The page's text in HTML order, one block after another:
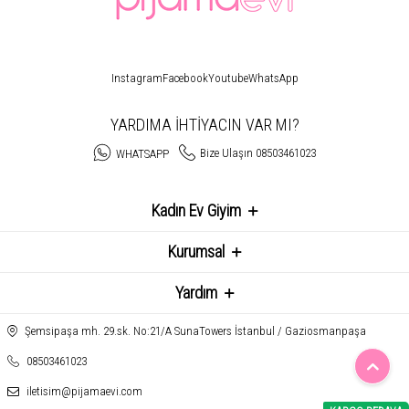
InstagramFacebookYoutubeWhatsApp
YARDIMA İHTİYACIN VAR MI?
WHATSAPP Bize Ulaşın 08503461023
Kadın Ev Giyim
Kurumsal
Yardım
Şemsipaşa mh. 29.sk. No:21/A SunaTowers İstanbul / Gaziosmanpaşa
08503461023
iletisim@pijamaevi.com